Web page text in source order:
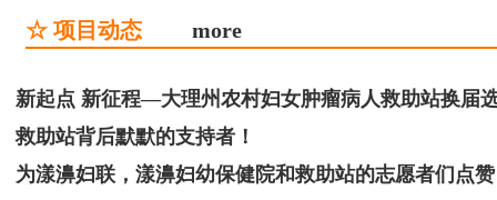
☆ 项目动态 more
新起点 新征程—大理州农村妇女肿瘤病人救助站换届
救助站背后默默的支持者！
为漾濞妇联，漾濞妇幼保健院和救助站的志愿者们点